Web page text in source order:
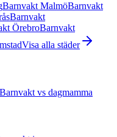
Barnvakt MalmöBarnvakt
Barnvakt
ÖrebroBarnvakt
Visa alla städer
Barnvakt vs dagmamma